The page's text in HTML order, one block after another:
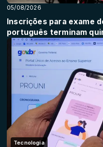
05/08/2026
Inscrições para exame
português terminam
Tecnologia